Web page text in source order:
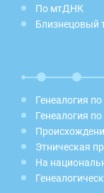
По мтДНК
Близнецовый
Генеалогия
Генеалогия
Этническая
На